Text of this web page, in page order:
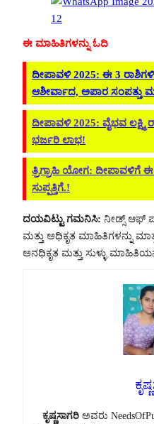
ಈ ಮಾಹಿತಿಗಳನ್ನು ಓದಿ
ದೀಪಾವಳಿ 2025: ಈ 3
ಆಶೀರ್ವಾದ, ಅಪಾರ ಸಂಪತ್ತು
ದೀಪಾವಳಿ 2025: ವೈಭವ
ಭರ್ಜರಿ ಲಾಭ!
ತ್ರಿಗ್ರಾಹಿ ಯೋಗ: ದೀಪಾವಳಿಗೆ
ಸುಪ್ಪತ್ತಿಗೆ.!
ದಯವಿಟ್ಟು ಗಮನಿಸಿ: ನೀಡ್ಸ್ ಆಫ್
ಮತ್ತು ಅಧಿಕೃತ ಮಾಹಿತಿಗಳನ್ನು
ಅನಧಿಕೃತ ಮತ್ತು ಸುಳ್ಳು
ಕೃಷ್ಣಸಾಗರಿ ಅವರು